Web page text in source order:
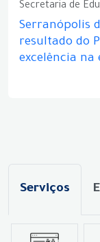
Secretaria de
Serranópolis
resultado do
excelência na
Serviços